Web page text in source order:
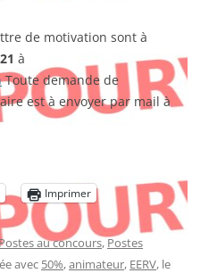
de motivation sont à
à
Toute demande de
est à envoyer par mail à
Imprimer
au concours,Postes
avec 50%,animateur, EERV, le